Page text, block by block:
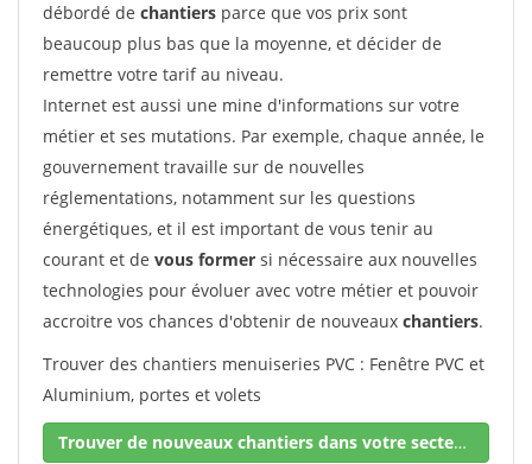
débordé de chantiers parce que vos prix sont
beaucoup plus bas que la moyenne, et décider de
remettre votre tarif au niveau.
Internet est aussi une mine d'informations sur votre
métier et ses mutations. Par exemple, chaque année, le
gouvernement travaille sur de nouvelles
réglementations, notamment sur les questions
énergétiques, et il est important de vous tenir au
courant et de vous former si nécessaire aux nouvelles
technologies pour évoluer avec votre métier et pouvoir
accroitre vos chances d'obtenir de nouveaux chantiers.
Trouver des chantiers menuiseries PVC : Fenêtre PVC et
Aluminium, portes et volets
Trouver de nouveaux chantiers dans votre secteur !